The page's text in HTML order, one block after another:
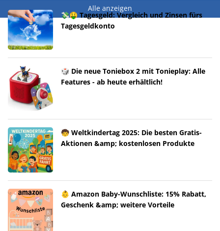
Alle anzeigen
💸🤑 Tagesgeld: Vergleich und Zinsen fürs
Tagesgeldkonto
🎲 Die neue Toniebox 2 mit Tonieplay: Alle
Features - ab heute erhältlich!
🧒 Weltkindertag 2025: Die besten Gratis-
Aktionen &amp; kostenlosen Produkte
👶 Amazon Baby-Wunschliste: 15% Rabatt,
Geschenk &amp; weitere Vorteile